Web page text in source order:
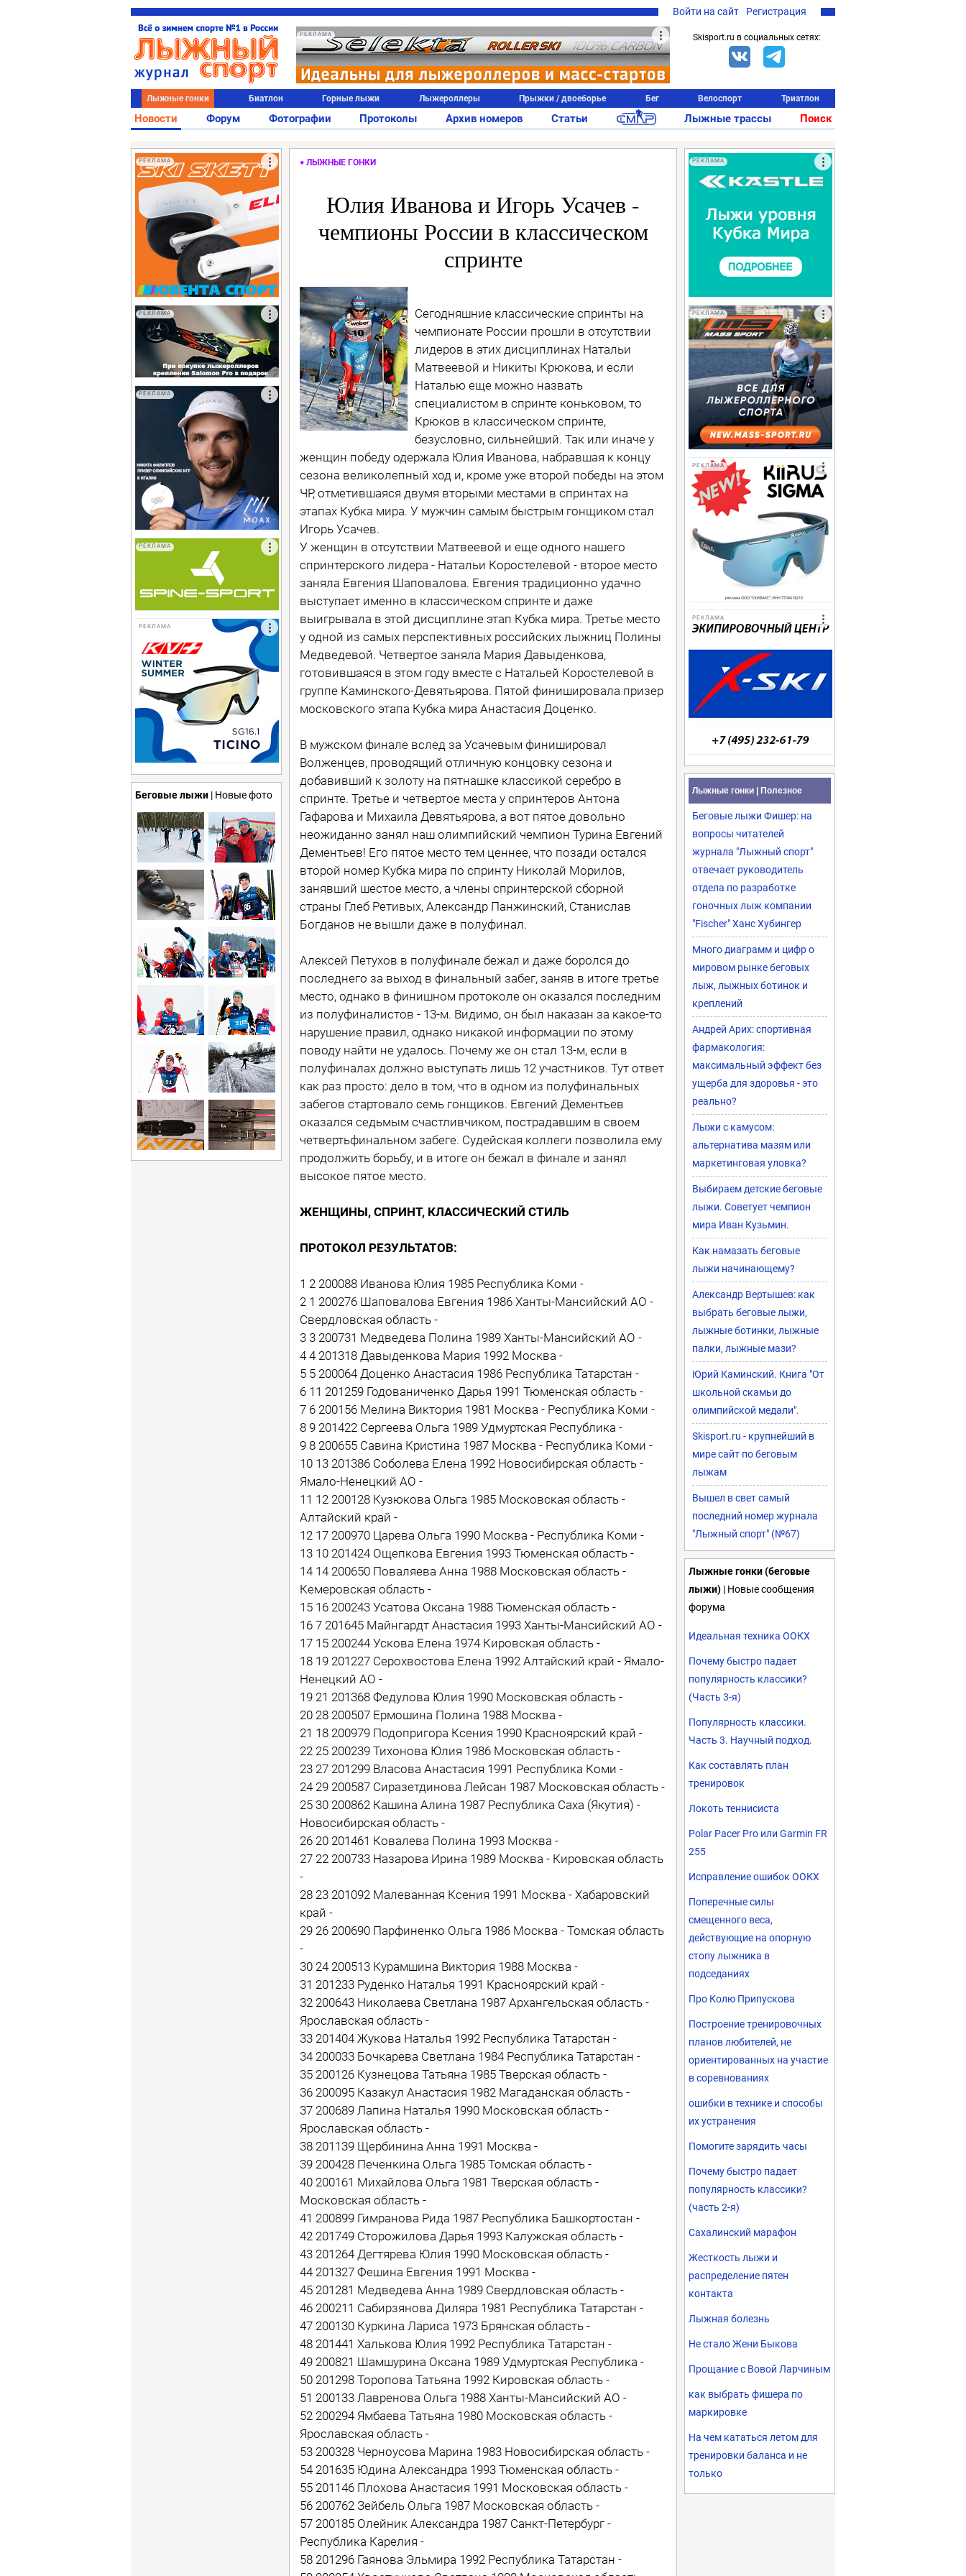
Войти на сайт Регистрация
РЕКЛАМА Skisport.ru в социальных сетях:
Лыжные гонки Биатлон Горные лыжи Лыжероллеры Прыжки / двоеборье Бег Велоспорт Триатлон
Новости Форум Фотографии Протоколы Архив номеров Статьи Лыжные трассы Поиск
РЕКЛАМА
РЕКЛАМА
РЕКЛАМА
РЕКЛАМА
РЕКЛАМА
Беговые лыжи | Новые фото
ЛЫЖНЫЕ ГОНКИ
Юлия Иванова и Игорь Усачев -
чемпионы России в классическом
спринте
Сегодняшние классические спринты на
чемпионате России прошли в отсутствии
лидеров в этих дисциплинах Натальи
Матвеевой и Никиты Крюкова, и если
Наталью еще можно назвать
специалистом в спринте коньковом, то
Крюков в классическом спринте,
безусловно, сильнейший. Так или иначе у
женщин победу одержала Юлия Иванова, набравшая к концу
сезона великолепный ход и, кроме уже второй победы на этом
ЧР, отметившаяся двумя вторыми местами в спринтах на
этапах Кубка мира. У мужчин самым быстрым гонщиком стал
Игорь Усачев.
У женщин в отсутствии Матвеевой и еще одного нашего
спринтерского лидера - Натальи Коростелевой - второе место
заняла Евгения Шаповалова. Евгения традиционно удачно
выступает именно в классическом спринте и даже
выигрывала в этой дисциплине этап Кубка мира. Третье место
у одной из самых перспективных российских лыжниц Полины
Медведевой. Четвертое заняла Мария Давыденкова,
готовившаяся в этом году вместе с Натальей Коростелевой в
группе Каминского-Девятьярова. Пятой финишировала призер
московского этапа Кубка мира Анастасия Доценко.
В мужском финале вслед за Усачевым финишировал
Волженцев, проводящий отличную концовку сезона и
добавивший к золоту на пятнашке классикой серебро в
спринте. Третье и четвертое места у спринтеров Антона
Гафарова и Михаила Девятьярова, а вот пятое довольно
неожиданно занял наш олимпийский чемпион Турина Евгений
Дементьев! Его пятое место тем ценнее, что позади остался
второй номер Кубка мира по спринту Николай Морилов,
занявший шестое место, а члены спринтерской сборной
страны Глеб Ретивых, Александр Панжинский, Станислав
Богданов не вышли даже в полуфинал.
Алексей Петухов в полуфинале бежал и даже боролся до
последнего за выход в финальный забег, заняв в итоге третье
место, однако в финишном протоколе он оказался последним
из полуфиналистов - 13-м. Видимо, он был наказан за какое-то
нарушение правил, однако никакой информации по этому
поводу найти не удалось. Почему же он стал 13-м, если в
полуфиналах должно выступать лишь 12 участников. Тут ответ
как раз просто: дело в том, что в одном из полуфинальных
забегов стартовало семь гонщиков. Евгений Дементьев
оказался седьмым счастливчиком, пострадавшим в своем
четвертьфинальном забеге. Судейская коллеги позволила ему
продолжить борьбу, и в итоге он бежал в финале и занял
высокое пятое место.
ЖЕНЩИНЫ, СПРИНТ, КЛАССИЧЕСКИЙ СТИЛЬ
ПРОТОКОЛ РЕЗУЛЬТАТОВ:
1 2 200088 Иванова Юлия 1985 Республика Коми -
2 1 200276 Шаповалова Евгения 1986 Ханты-Мансийский АО -
Свердловская область -
3 3 200731 Медведева Полина 1989 Ханты-Мансийский АО -
4 4 201318 Давыденкова Мария 1992 Москва -
5 5 200064 Доценко Анастасия 1986 Республика Татарстан -
6 11 201259 Годованиченко Дарья 1991 Тюменская область -
7 6 200156 Мелина Виктория 1981 Москва - Республика Коми -
8 9 201422 Сергеева Ольга 1989 Удмуртская Республика -
9 8 200655 Савина Кристина 1987 Москва - Республика Коми -
10 13 201386 Соболева Елена 1992 Новосибирская область -
Ямало-Ненецкий АО -
11 12 200128 Кузюкова Ольга 1985 Московская область -
Алтайский край -
12 17 200970 Царева Ольга 1990 Москва - Республика Коми -
13 10 201424 Ощепкова Евгения 1993 Тюменская область -
14 14 200650 Поваляева Анна 1988 Московская область -
Кемеровская область -
15 16 200243 Усатова Оксана 1988 Тюменская область -
16 7 201645 Майнгардт Анастасия 1993 Ханты-Мансийский АО -
17 15 200244 Ускова Елена 1974 Кировская область -
18 19 201227 Серохвостова Елена 1992 Алтайский край - Ямало-
Ненецкий АО -
19 21 201368 Федулова Юлия 1990 Московская область -
20 28 200507 Ермошина Полина 1988 Москва -
21 18 200979 Подопригора Ксения 1990 Красноярский край -
22 25 200239 Тихонова Юлия 1986 Московская область -
23 27 201299 Власова Анастасия 1991 Республика Коми -
24 29 200587 Сиразетдинова Лейсан 1987 Московская область -
25 30 200862 Кашина Алина 1987 Республика Саха (Якутия) -
Новосибирская область -
26 20 201461 Ковалева Полина 1993 Москва -
27 22 200733 Назарова Ирина 1989 Москва - Кировская область
-
28 23 201092 Малеванная Ксения 1991 Москва - Хабаровский
край -
29 26 200690 Парфиненко Ольга 1986 Москва - Томская область
-
30 24 200513 Курамшина Виктория 1988 Москва -
31 201233 Руденко Наталья 1991 Красноярский край -
32 200643 Николаева Светлана 1987 Архангельская область -
Ярославская область -
33 201404 Жукова Наталья 1992 Республика Татарстан -
34 200033 Бочкарева Светлана 1984 Республика Татарстан -
35 200126 Кузнецова Татьяна 1985 Тверская область -
36 200095 Казакул Анастасия 1982 Магаданская область -
37 200689 Лапина Наталья 1990 Московская область -
Ярославская область -
38 201139 Щербинина Анна 1991 Москва -
39 200428 Печенкина Ольга 1985 Томская область -
40 200161 Михайлова Ольга 1981 Тверская область -
Московская область -
41 200899 Гимранова Рида 1987 Республика Башкортостан -
42 201749 Сторожилова Дарья 1993 Калужская область -
43 201264 Дегтярева Юлия 1990 Московская область -
44 201327 Фешина Евгения 1991 Москва -
45 201281 Медведева Анна 1989 Свердловская область -
46 200211 Сабирзянова Диляра 1981 Республика Татарстан -
47 200130 Куркина Лариса 1973 Брянская область -
48 201441 Халькова Юлия 1992 Республика Татарстан -
49 200821 Шамшурина Оксана 1989 Удмуртская Республика -
50 201298 Торопова Татьяна 1992 Кировская область -
51 200133 Лавренова Ольга 1988 Ханты-Мансийский АО -
52 200294 Ямбаева Татьяна 1980 Московская область -
Ярославская область -
53 200328 Черноусова Марина 1983 Новосибирская область -
54 201635 Юдина Александра 1993 Тюменская область -
55 201146 Плохова Анастасия 1991 Московская область -
56 200762 Зейбель Ольга 1987 Московская область -
57 200185 Олейник Александра 1987 Санкт-Петербург -
Республика Карелия -
58 201296 Гаянова Эльмира 1992 Республика Татарстан -
РЕКЛАМА
РЕКЛАМА
РЕКЛАМА
РЕКЛАМА
Лыжные гонки | Полезное
Беговые лыжи Фишер: на
вопросы читателей
журнала "Лыжный спорт"
отвечает руководитель
отдела по разработке
гоночных лыж компании
"Fischer" Ханс Хубингер
Много диаграмм и цифр о
мировом рынке беговых
лыж, лыжных ботинок и
креплений
Андрей Арих: спортивная
фармакология:
максимальный эффект без
ущерба для здоровья - это
реально?
Лыжи с камусом:
альтернатива мазям или
маркетинговая уловка?
Выбираем детские беговые
лыжи. Советует чемпион
мира Иван Кузьмин.
Как намазать беговые
лыжи начинающему?
Александр Вертышев: как
выбрать беговые лыжи,
лыжные ботинки, лыжные
палки, лыжные мази?
Юрий Каминский. Книга "От
школьной скамьи до
олимпийской медали".
Skisport.ru - крупнейший в
мире сайт по беговым
лыжам
Вышел в свет самый
последний номер журнала
"Лыжный спорт" (№67)
Лыжные гонки (беговые
лыжи) | Новые сообщения
форума
Идеальная техника ООКХ
Почему быстро падает
популярность классики?
(Часть 3-я)
Популярность классики.
Часть 3. Научный подход.
Как составлять план
тренировок
Локоть теннисиста
Polar Pacer Pro или Garmin FR
255
Исправление ошибок ООКХ
Поперечные силы
смещенного веса,
действующие на опорную
стопу лыжника в
подседаниях
Про Колю Припускова
Построение тренировочных
планов любителей, не
ориентированных на участие
в соревнованиях
ошибки в технике и способы
их устранения
Помогите зарядить часы
Почему быстро падает
популярность классики?
(часть 2-я)
Сахалинский марафон
Жесткость лыжи и
распределение пятен
контакта
Лыжная болезнь
Не стало Жени Быкова
Прощание с Вовой Ларчиным
как выбрать фишера по
маркировке
На чем кататься летом для
тренировки баланса и не
только